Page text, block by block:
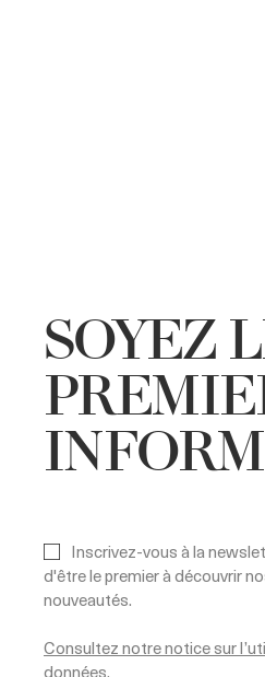
SOYEZ
Inscrivez-vous à la
d'être le premier à découvrir
nouveautés.
Consultez notre notice sur
données.